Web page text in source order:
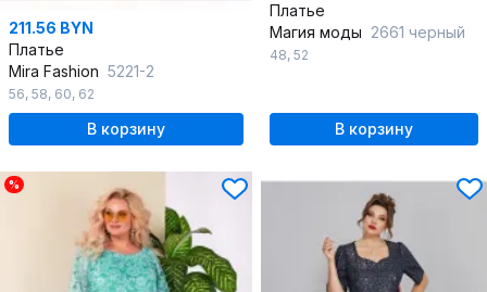
211.56 BYN
Платье
Mira Fashion 5221-2
56, 58, 60, 62
В корзину
Платье
Магия моды 2661 черный
48, 52
В корзину
%